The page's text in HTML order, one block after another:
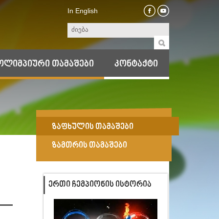
In English
თამაშები კონტაქტი
ზაფხულის თამაშები
ზამთრის თამაშები
ᲔᲠᲗᲘ ᲩᲔᲛᲞᲘᲝᲜᲘᲡ ᲘᲡᲢᲝᲠᲘᲐ